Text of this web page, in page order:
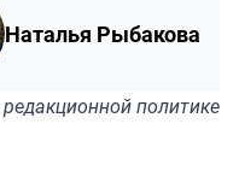
Наталья Рыбакова
редакционной политике